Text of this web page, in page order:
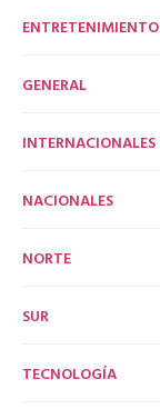
ENTRETENIMIENTO
GENERAL
INTERNACIONALES
NACIONALES
NORTE
SUR
TECNOLOGÍA